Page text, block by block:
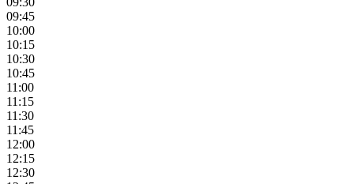
09:45
10:00
10:15
10:30
10:45
11:00
11:15
11:30
11:45
12:00
12:15
12:30